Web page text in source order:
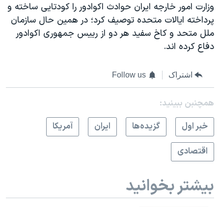
وزارت امور خارجه ايران حوادث اکوادور را کودتايی ساخته و
پرداخته ايالات متحده توصيف کرد؛ در همين حال سازمان
ملل متحد و کاخ سفيد هر دو از رييس جمهوری اکوادور
دفاع کرده اند.
اشتراک Follow us
همچنبن ببینید:
خبر اول
گزيده‌ها ايران
آمريکا
اقتصادی
بیشتر بخوانید